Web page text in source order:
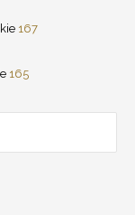
167
165